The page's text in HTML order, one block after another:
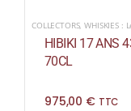
COLLECTORS,WHISKIES :
HIBIKI 17 ANS
70CL
975,00 € TTC